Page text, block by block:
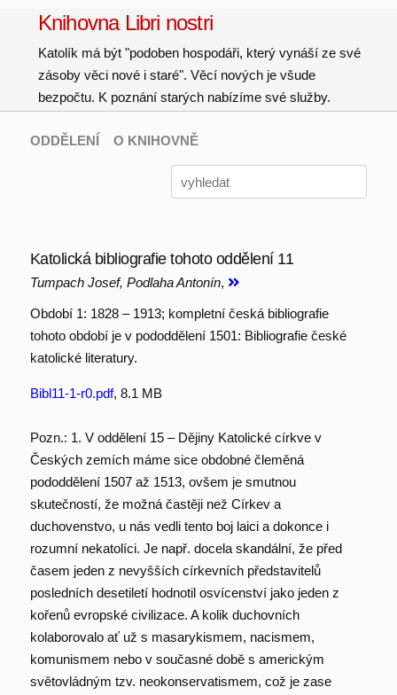
Knihovna Libri nostri
Katolík má být "podoben hospodáři, který vynáší ze své
zásoby věci nové i staré". Věcí nových je všude
bezpočtu. K poznání starých nabízíme své služby.
ODDĚLENÍ O KNIHOVNĚ
Katolická bibliografie tohoto oddělení 11
Tumpach Josef, Podlaha Antonín,
Období 1: 1828 – 1913; kompletní česká bibliografie
tohoto období je v pododdělení 1501: Bibliografie české
katolické literatury.
Bibl11-1-r0.pdf, 8.1 MB
Pozn.: 1. V oddělení 15 – Dějiny Katolické církve v
Českých zemích máme sice obdobné čleměná
pododdělení 1507 až 1513, ovšem je smutnou
skutečností, že možná častěji než Církev a
duchovenstvo, u nás vedli tento boj laici a dokonce i
rozumní nekatolíci. Je např. docela skandální, že před
časem jeden z nevyšších církevních představitelů
posledních desetiletí hodnotil osvícenství jako jeden z
kořenů evropské civilizace. A kolik duchovních
kolaborovalo ať už s masarykismem, nacismem,
komunismem nebo v současné době s americkým
světovládným tzv. neokonservatismem, což je zase